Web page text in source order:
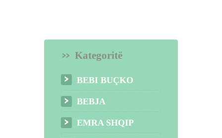
Kategoritë
BEBI BUÇKO
BEBJA
EMRA SHQIP